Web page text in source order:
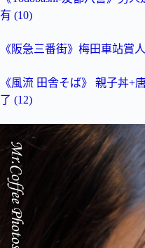
有 (10)
《阪急三番街》梅田車站賞
《風流 田舎そば》 親子丼+
了 (12)